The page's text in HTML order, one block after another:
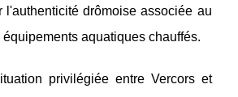
l'authenticité drômoise associée au
aquatiques chauffés.
privilégiée entre Vercors et